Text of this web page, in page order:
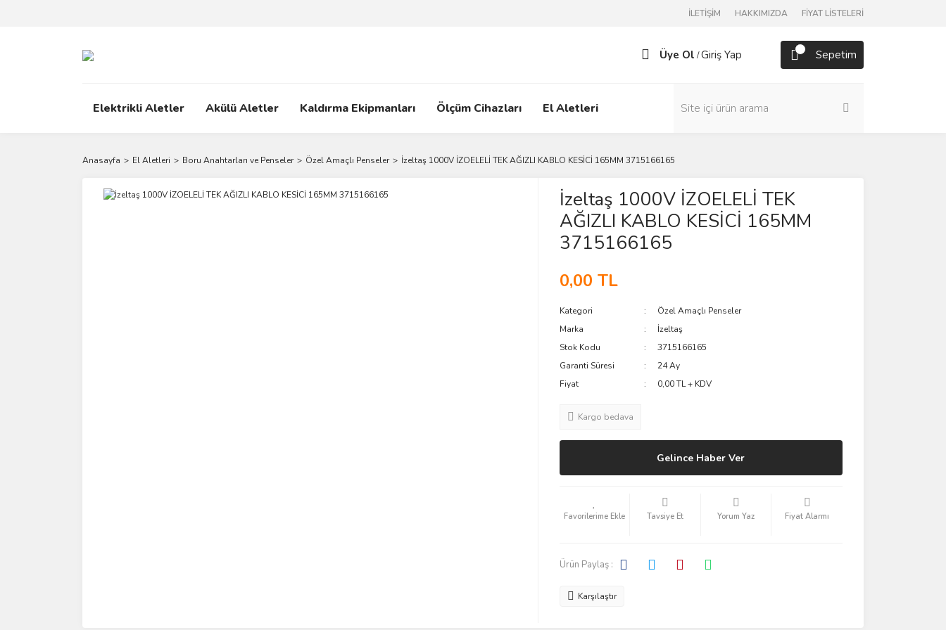
İLETİŞİM HAKKIMIZDA FİYAT LİSTELERİ
Üye Ol /Giriş Yap Sepetim
Elektrikli Aletler Akülü Aletler Kaldırma Ekipmanları Ölçüm Cihazları El Aletleri
Anasayfa El Aletleri Boru Anahtarları ve Penseler Özel Amaçlı Penseler İzeltaş 1000V İZOELELİ TEK AĞIZLI KABLO KESİCİ 165MM 3715166165
İzeltaş 1000V İZOELELİ TEK
AĞIZLI KABLO KESİCİ 165MM
3715166165
0,00 TL
Kategori
Özel Amaçlı Penseler
Marka
İzeltaş
Stok Kodu
3715166165
Garanti Süresi
24 Ay
Fiyat
0,00 TL + KDV
Kargo bedava
Gelince Haber Ver
Tavsiye Et Yorum Yaz Fiyat Alarmı
Ürün Paylaş :
Karşılaştır